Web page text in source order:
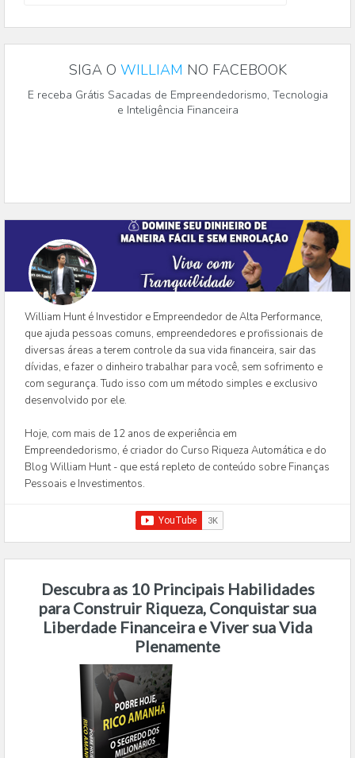
SIGA O WILLIAM NO FACEBOOK
E receba Grátis Sacadas de Empreendedorismo, Tecnologia
e Inteligência Financeira
William Hunt é Investidor e Empreendedor de Alta Performance,
que ajuda pessoas comuns, empreendedores e profissionais de
diversas áreas a terem controle da sua vida financeira, sair das
dívidas, e fazer o dinheiro trabalhar para você, sem sofrimento e
com segurança. Tudo isso com um método simples e exclusivo
desenvolvido por ele.
Hoje, com mais de 12 anos de experiência em
Empreendedorismo, é criador do Curso Riqueza Automática e do
Blog William Hunt - que está repleto de conteúdo sobre Finanças
Pessoais e Investimentos.
Descubra as 10 Principais Habilidades
para Construir Riqueza, Conquistar sua
Liberdade Financeira e Viver sua Vida
Plenamente